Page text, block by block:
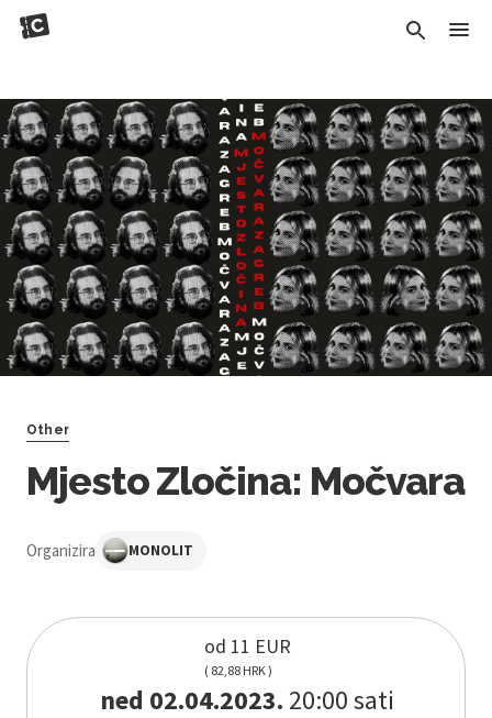
Other
Mjesto Zločina: Močvara
Organizira MONOLIT
od 11 EUR
( 82,88 HRK )
ned 02.04.2023. 20:00 sati